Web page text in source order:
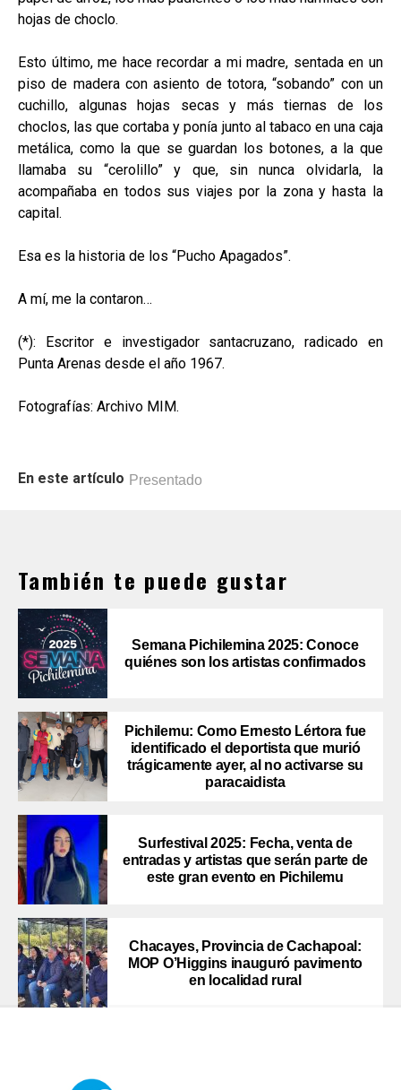
hojas de choclo.
Esto último, me hace recordar a mi madre, sentada en un
piso de madera con asiento de totora, “sobando” con un
cuchillo, algunas hojas secas y más tiernas de los
choclos, las que cortaba y ponía junto al tabaco en una caja
metálica, como la que se guardan los botones, a la que
llamaba su “cerolillo” y que, sin nunca olvidarla, la
acompañaba en todos sus viajes por la zona y hasta la
capital.
Esa es la historia de los “Pucho Apagados”.
A mí, me la contaron…
(*): Escritor e investigador santacruzano, radicado en
Punta Arenas desde el año 1967.
Fotografías: Archivo MIM.
En este artículo Presentado
También te puede gustar
Semana Pichilemina 2025: Conoce
quiénes son los artistas confirmados
Pichilemu: Como Ernesto Lértora fue
identificado el deportista que murió
trágicamente ayer, al no activarse su
paracaidista
Surfestival 2025: Fecha, venta de
entradas y artistas que serán parte de
este gran evento en Pichilemu
Chacayes, Provincia de Cachapoal:
MOP O’Higgins inauguró pavimento
en localidad rural